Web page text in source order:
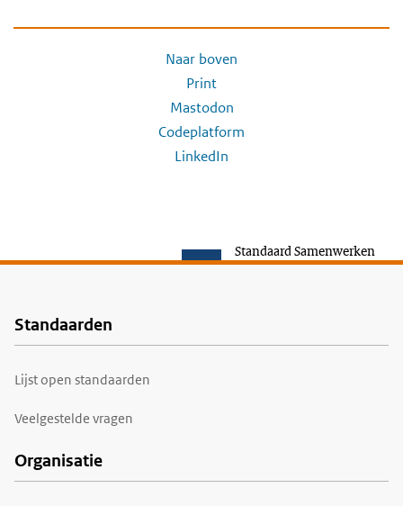
Naar boven
Print
Mastodon
Codeplatform
LinkedIn
Standaard Samenwerken
Voet
Standaarden
Lijst open standaarden
Veelgestelde vragen
Organisatie